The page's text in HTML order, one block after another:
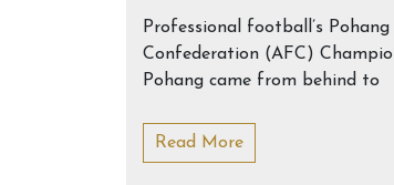
Professional football’s
Confederation (AFC)
Pohang came from behind to
Read More